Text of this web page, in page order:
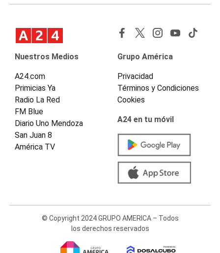
Nuestros Medios
A24.com
Primicias Ya
Radio La Red
FM Blue
Diario Uno Mendoza
San Juan 8
América TV
Grupo América
Privacidad
Términos y Condiciones
Cookies
A24 en tu móvil
© Copyright 2024 GRUPO AMERICA – Todos
los derechos reservados